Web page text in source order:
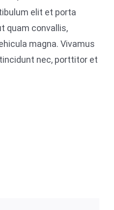
elit et porta
quam convallis,
magna. Vivamus
nec, porttitor et